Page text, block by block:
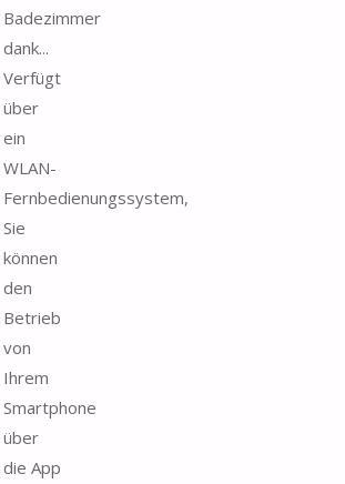
Badezimmer
dank...
Verfügt
über
ein
WLAN-
Fernbedienungssystem,
Sie
können
den
Betrieb
von
Ihrem
Smartphone
über
die App